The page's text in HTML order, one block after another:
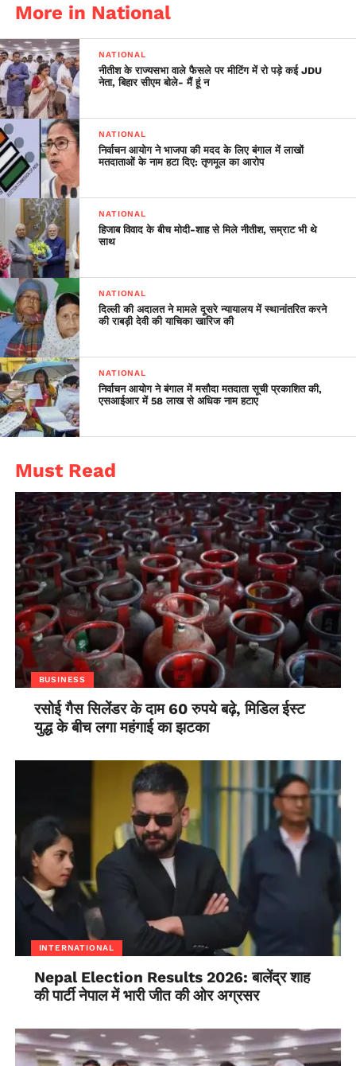
More in National
NATIONAL
नीतीश के राज्यसभा वाले फैसले पर मीटिंग में रो पड़े कई JDU
नेता, बिहार सीएम बोले- मैं हूं न
NATIONAL
निर्वाचन आयोग ने भाजपा की मदद के लिए बंगाल में लाखों
मतदाताओं के नाम हटा दिए: तृणमूल का आरोप
NATIONAL
हिजाब विवाद के बीच मोदी-शाह से मिले नीतीश, सम्राट भी थे
साथ
NATIONAL
दिल्ली की अदालत ने मामले दूसरे न्यायालय में स्थानांतरित करने
की राबड़ी देवी की याचिका खारिज की
NATIONAL
निर्वाचन आयोग ने बंगाल में मसौदा मतदाता सूची प्रकाशित की,
एसआईआर में 58 लाख से अधिक नाम हटाए
Must Read
BUSINESS
रसोई गैस सिलेंडर के दाम 60 रुपये बढ़े, मिडिल ईस्ट
युद्ध के बीच लगा महंगाई का झटका
INTERNATIONAL
Nepal Election Results 2026: बालेंद्र शाह
की पार्टी नेपाल में भारी जीत की ओर अग्रसर